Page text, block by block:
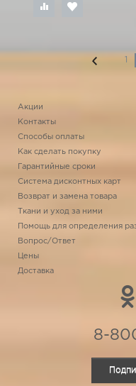
1
Акции
Контакты
Способы оплаты
Как сделать покупку
Гарантийные сроки
Система дисконтных карт
Возврат и замена товара
Ткани и уход за ними
Помощь для определения
Вопрос/Ответ
Цены
Доставка
8-